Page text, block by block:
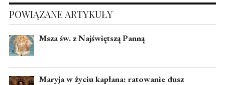
POWIĄZANE ARTYKUŁY
Msza św. z Najświętszą Panną
Maryja w życiu kapłana: ratowanie dusz